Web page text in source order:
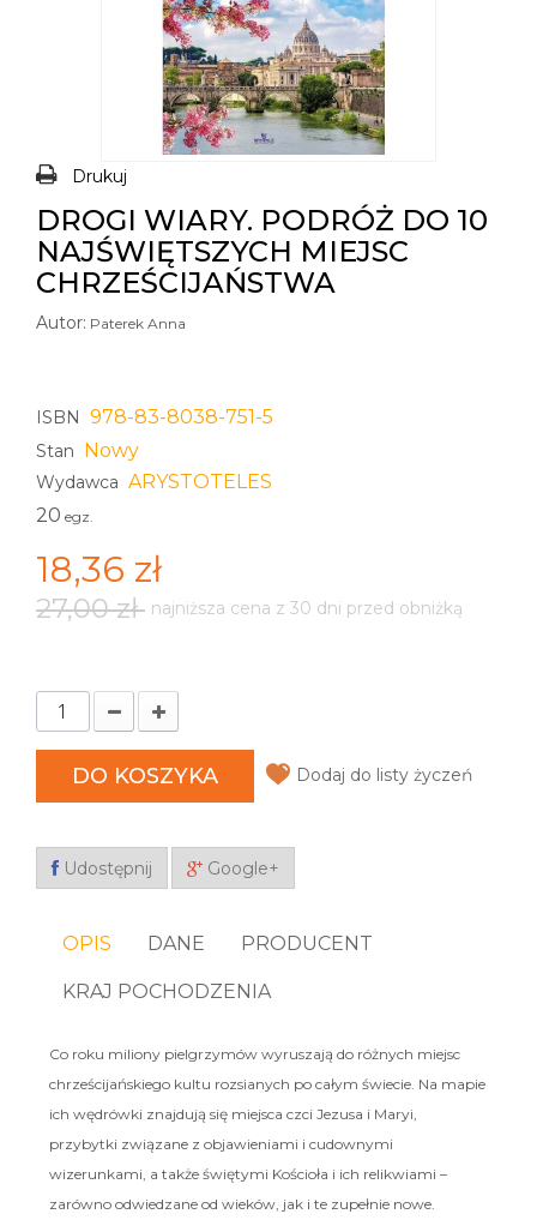
Drukuj
DROGI WIARY. PODRÓŻ DO 10
NAJŚWIĘTSZYCH MIEJSC
CHRZEŚCIJAŃSTWA
Autor: Paterek Anna
ISBN 978-83-8038-751-5
Stan Nowy
Wydawca ARYSTOTELES
20 egz.
18,36 zł
27,00 zł najniższa cena z 30 dni przed obniżką
DO KOSZYKA Dodaj do listy życzeń
Udostępnij Google+
OPIS DANE PRODUCENT
KRAJ POCHODZENIA
Co roku miliony pielgrzymów wyruszają do różnych miejsc
chrześcijańskiego kultu rozsianych po całym świecie. Na mapie
ich wędrówki znajdują się miejsca czci Jezusa i Maryi,
przybytki związane z objawieniami i cudownymi
wizerunkami, a także świętymi Kościoła i ich relikwiami –
zarówno odwiedzane od wieków, jak i te zupełnie nowe.